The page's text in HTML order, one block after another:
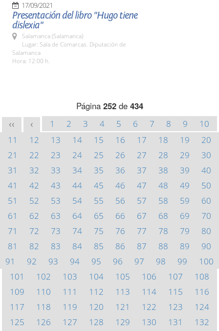
17/09/2021
Presentación del libro "Hugo tiene
dislexia"
Salamanca (Salamanca)
Lugar: Sala de Comarcas. Diputación de
Salamanca
Hora: 12:00 h.
Página 252de 434
<< < 1 2 3 4 5 6 7 8 9
10
11
12 13 14 15 16 17 18 19
20
21
22 23 24 25 26 27 28 29
30
31
32 33 34 35 36 37 38 39
40
41
42 43 44 45 46 47 48 49
50
51
52 53 54 55 56 57 58 59
60
61
62 63 64 65 66 67 68 69
70
71
72 73 74 75 76 77 78 79
80
81
82 83 84 85 86 87 88 89
90
91
92 93 94 95 96 97 98 99
100
101
102 103 104 105 106 107
108
109
110 111 112 113 114 115
116
117
118 119 120 121 122 123
124
125
126 127 128 129 130 131
132